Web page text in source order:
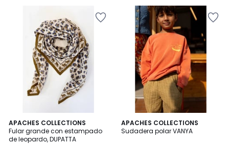
APACHES COLLECTIONS
Fular grande con estampado
de leopardo, DUPATTA
3
/
5
2
Colores
APACHES COLLECTIONS
Sudadera polar VANYA